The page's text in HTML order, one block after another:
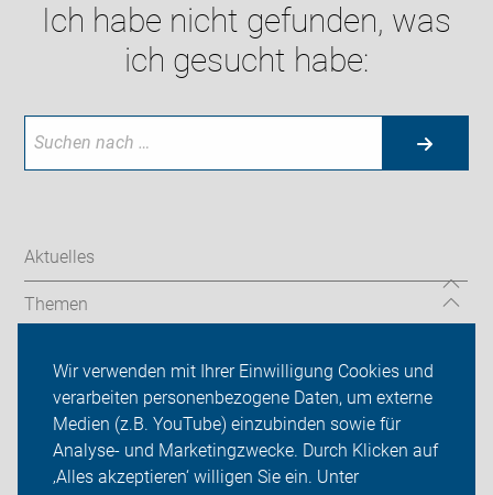
Wir verwenden mit Ihrer Einwilligung Cookies und
verarbeiten personenbezogene Daten, um externe
Medien (z.B. YouTube) einzubinden sowie für
Analyse- und Marketingzwecke. Durch Klicken auf
‚Alles akzeptieren‘ willigen Sie ein. Unter
Ich habe nicht gefunden, was
ich gesucht habe:
Aktuelles
Themen
ADFC Märkischer Kreis
Sei dabei